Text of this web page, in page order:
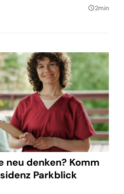
query_builder2min
neu denken? Komm
Parkblick